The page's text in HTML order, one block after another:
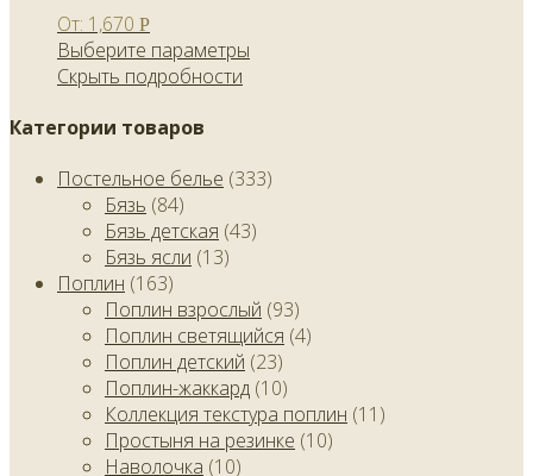
От: 1,670 Р
Выберите параметры
Скрыть подробности
Категории товаров
Постельное белье (333)
Бязь (84)
Бязь детская (43)
Бязь ясли (13)
Поплин (163)
Поплин взрослый (93)
Поплин светящийся (4)
Поплин детский (23)
Поплин-жаккард (10)
Коллекция текстура поплин (11)
Простыня на резинке (10)
Наволочка (10)